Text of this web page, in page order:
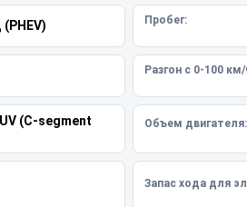
Пробег:
Разгон с 0-100 км/
(C-segment
Объем двигателя:
Запас хода для